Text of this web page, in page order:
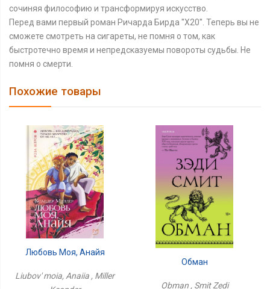
сочиняя философию и трансформируя искусство.
Перед вами первый роман Ричарда Бирда ''Х20''. Теперь вы не
сможете смотреть на сигареты, не помня о том, как
быстротечно время и непредсказуемы повороты судьбы. Не
помня о смерти.
Похожие товары
Любовь Моя, Анайя
Liubov' moia, Anaiia , Miller
Обман
Obman , Smit Zedi